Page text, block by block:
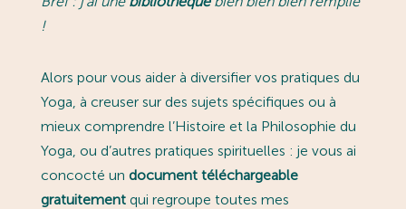
!
Alors pour vous aider à diversifier vos pratiques du
Yoga, à creuser sur des sujets spécifiques ou à
mieux comprendre l’Histoire et la Philosophie du
Yoga, ou d’autres pratiques spirituelles : je vous ai
concocté un document téléchargeable
gratuitementqui regroupe toutes mes